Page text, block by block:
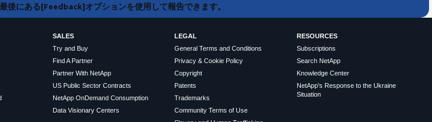
後にある[Feedback]オプションを使用して報告できます。
SALES
Try and Buy
Find A Partner
Partner With NetApp
US Public Sector Contracts
NetApp OnDemand Consumption
Data Visionary Centers
LEGAL
General Terms and Conditions
Privacy & Cookie Policy
Copyright
Patents
Trademarks
Community Terms of Use
RESOURCES
Subscriptions
Search NetApp
Knowledge Center
NetApp's Response to the Ukraine
Situation